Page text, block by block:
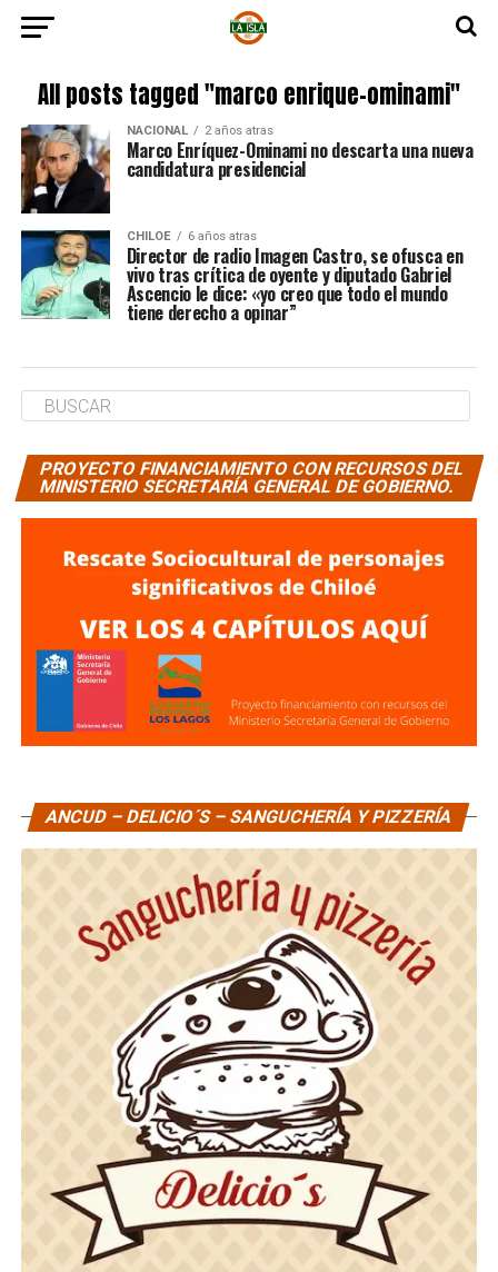
All posts tagged "marco enrique-ominami"
NACIONAL 2 años atras
Marco Enríquez-Ominami no descarta una nueva
candidatura presidencial
CHILOE 6 años atras
Director de radio Imagen Castro, se ofusca en
vivo tras crítica de oyente y diputado Gabriel
Ascencio le dice: «yo creo que todo el mundo
tiene derecho a opinar”
PROYECTO FINANCIAMIENTO CON RECURSOS DEL
MINISTERIO SECRETARÍA GENERAL DE GOBIERNO.
ANCUD – DELICIO´S – SANGUCHERÍA Y PIZZERÍA